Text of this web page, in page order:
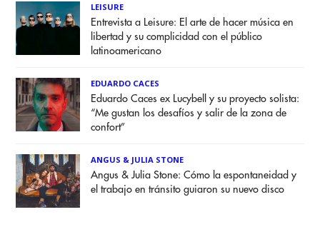
LEISURE
Entrevista a Leisure: El arte de hacer música en
libertad y su complicidad con el público
latinoamericano
EDUARDO CACES
Eduardo Caces ex Lucybell y su proyecto solista:
“Me gustan los desafíos y salir de la zona de
confort”
ANGUS & JULIA STONE
Angus & Julia Stone: Cómo la espontaneidad y
el trabajo en tránsito guiaron su nuevo disco